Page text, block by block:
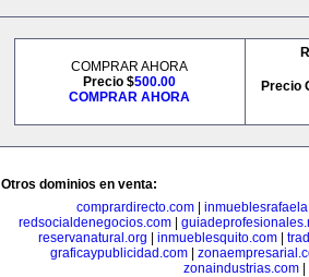
COMPRAR AHORA
Precio $500.00
COMPRAR AHORA
Precio
Otros dominios en venta:
comprardirecto.com
redsocialdenegocios.com|
reservanatural.org
inmueblesquito.com
graficaypublicidad.com
zonaindustrias.com